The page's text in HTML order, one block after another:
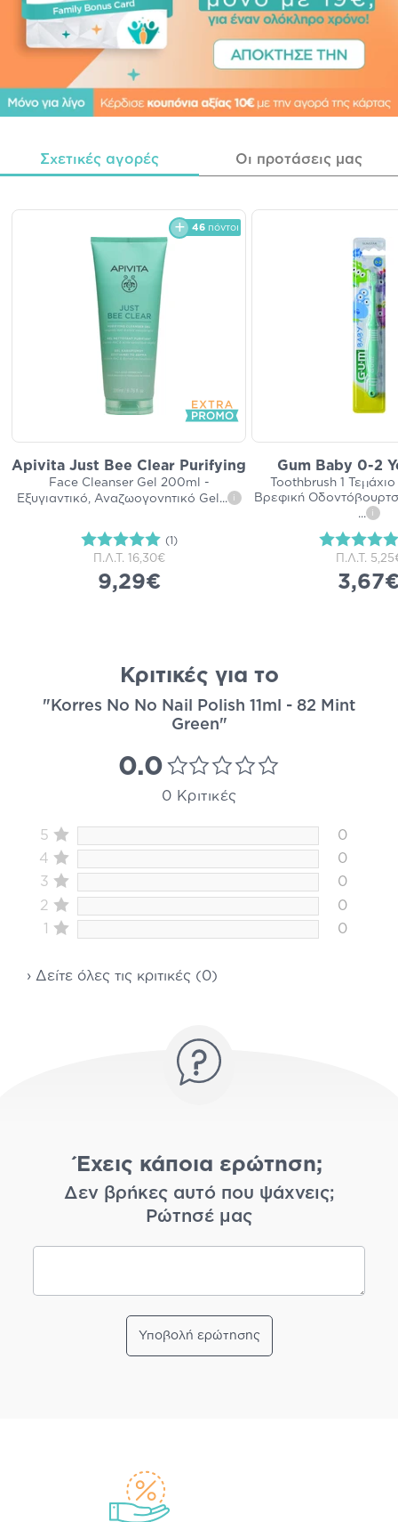
Σχετικές αγορές Οι προτάσεις μας
46 πόντοι
Apivita Just Bee Clear Purifying
Face Cleanser Gel 200ml -
Εξυγιαντικό, Αναζωογονητικό Gel ... i
(1)
Π.Λ.Τ. 16,30€
9,29€
Gum Baby 0-2
Toothbrush 1
Βρεφική
...
i
Π.Λ.Τ.
Κριτικές για το
"Korres No No Nail Polish 11ml - 82 Mint
Green"
0.0
0 Κριτικές
5
0
4
0
3
0
2
0
1
0
› Δείτε όλες τις κριτικές (0)
Έχεις κάποια ερώτηση;
Δεν βρήκες αυτό που ψάχνεις;
Ρώτησέ μας
Υποβολή ερώτησης